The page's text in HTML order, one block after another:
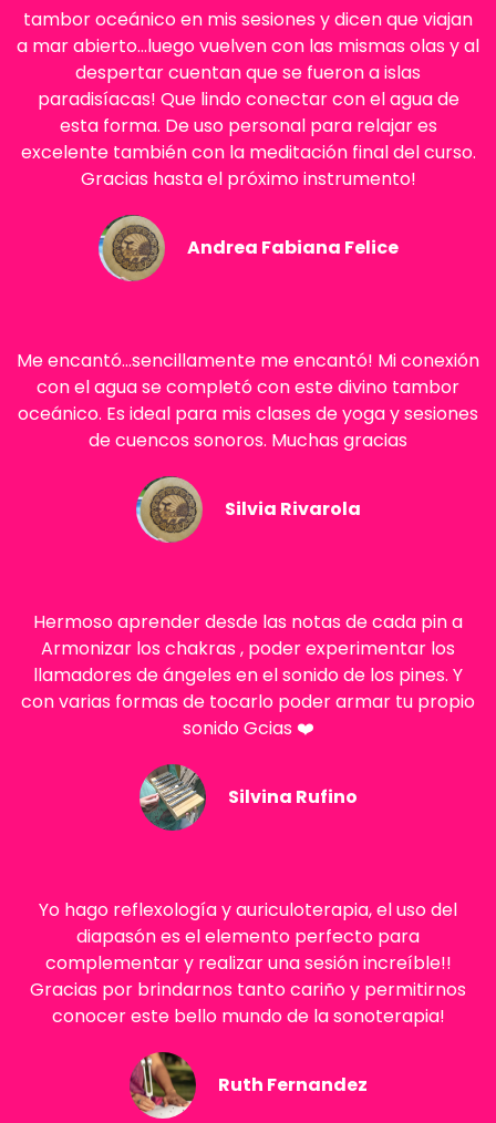
tambor oceánico en mis sesiones y dicen que viajan
a mar abierto...luego vuelven con las mismas olas y al
despertar cuentan que se fueron a islas
paradisíacas! Que lindo conectar con el agua de
esta forma. De uso personal para relajar es
excelente también con la meditación final del curso.
Gracias hasta el próximo instrumento!
Andrea Fabiana Felice
Me encantó...sencillamente me encantó! Mi conexión
con el agua se completó con este divino tambor
oceánico. Es ideal para mis clases de yoga y sesiones
de cuencos sonoros. Muchas gracias
Silvia Rivarola
Hermoso aprender desde las notas de cada pin a
Armonizar los chakras , poder experimentar los
llamadores de ángeles en el sonido de los pines. Y
con varias formas de tocarlo poder armar tu propio
sonido Gcias ❤️
Silvina Rufino
Yo hago reflexología y auriculoterapia, el uso del
diapasón es el elemento perfecto para
complementar y realizar una sesión increíble!!
Gracias por brindarnos tanto cariño y permitirnos
conocer este bello mundo de la sonoterapia!
Ruth Fernandez